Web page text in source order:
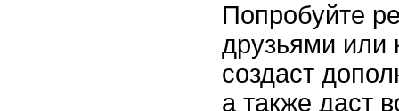
Попробуйте
друзьями или
создаст
а также даст